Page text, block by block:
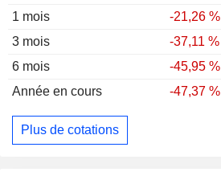
1 mois
-21,26 %
3 mois
-37,11 %
6 mois
-45,95 %
Année en cours
-47,37 %
Plus de cotations